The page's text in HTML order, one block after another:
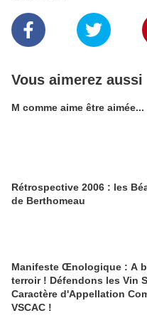
Vous aimerez aussi
M comme aime être aimée...
Rétrospective 2006 : les
de Berthomeau
Manifeste Œnologique : A
terroir ! Défendons les Vin
Caractère d'Appellation
VSCAC !